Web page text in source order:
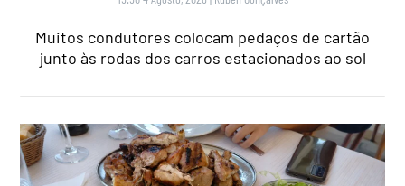
Muitos condutores colocam pedaços de cartão
junto às rodas dos carros estacionados ao sol